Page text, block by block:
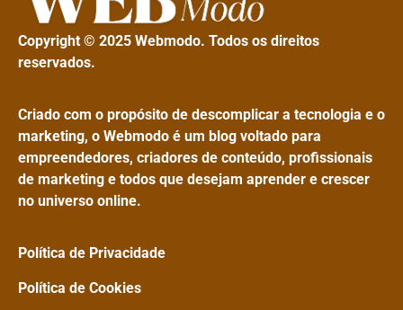
Copyright © 2025 Webmodo. Todos os direitos
reservados.
Criado com o propósito de descomplicar a tecnologia e o
marketing, o Webmodo é um blog voltado para
empreendedores, criadores de conteúdo, profissionais
de marketing e todos que desejam aprender e crescer
no universo online.
Política de Privacidade
Política de Cookies